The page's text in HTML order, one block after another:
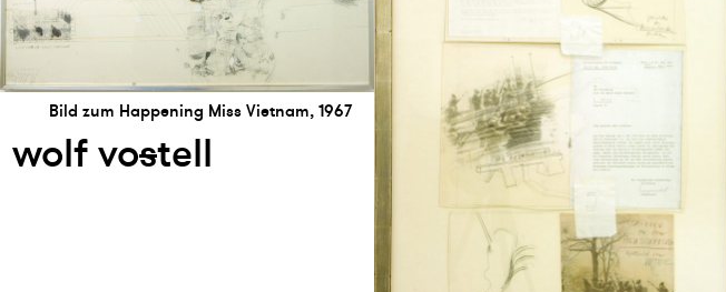
Bild zum Happening Miss Vietnam, 1967
wolf vostell